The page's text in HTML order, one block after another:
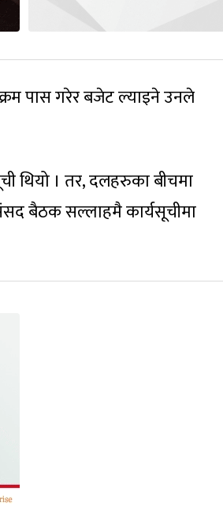
पास गरेर बजेट ल्याइने उनले
थियो । तर, दलहरुका बीचमा
बैठक सल्लाहमै कार्यसूचीमा